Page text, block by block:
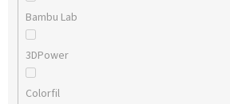
Bambu Lab
3DPower
Colorfil